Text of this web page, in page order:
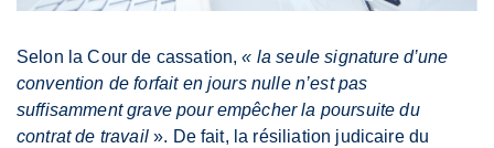
Selon la Cour de cassation,« la seule signature d’une
convention de forfait en jours nulle n’est pas
suffisamment grave pour empêcher la poursuite du
contrat de travail». De fait, la résiliation judicaire du